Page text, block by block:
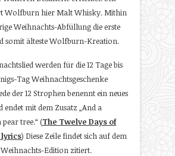
Wolfburn hier Malt Whisky. Mithin
Weihnachts-Abfüllung die erste
somit älteste Wolfburn-Kreation.
werden für die 12 Tage bis
Tag Weihnachtsgeschenke
der 12 Strophen benennt ein neues
endet mit dem Zusatz „And a
tree.“ (The Twelve Days of
lyrics) Diese Zeile findet sich auf dem
Edition zitiert.